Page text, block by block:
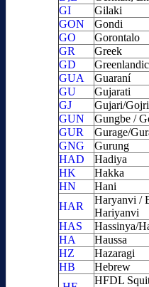
GI
Gilaki
GON
Gondi
GO
Gorontalo
GR
Greek
GD
GUA
Guaraní
GU
Gujarati
GJ
Gujari/Gojri
GUN
Gungbe /
GUR
Gurage/
GNG
Gurung
HAD
Hadiya
HK
Hakka
HN
Hani
HAR
Haryanvi /
Hariyanvi
HAS
Hassinya/
HA
Haussa
HZ
Hazaragi
HB
Hebrew
HFDL